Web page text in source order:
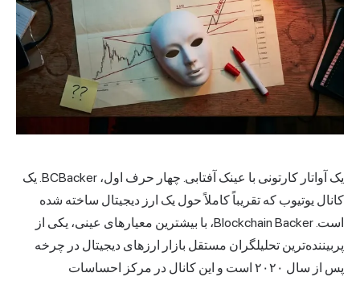
یک آواتار کارتونی با عینک آفتابی. چهار حرف اول، BCBacker. یک
کانال یوتیوب که تقریباً کاملاً حول یک ارز دیجیتال ساخته شده
است. Blockchain Backer، با بیشترین معیارهای عینی، یکی از
پربیننده‌ترین تحلیلگران مستقل بازار ارزهای دیجیتال در چرخه
پس از سال ۲۰۲۰ است و این کانال در مرکز احساسات